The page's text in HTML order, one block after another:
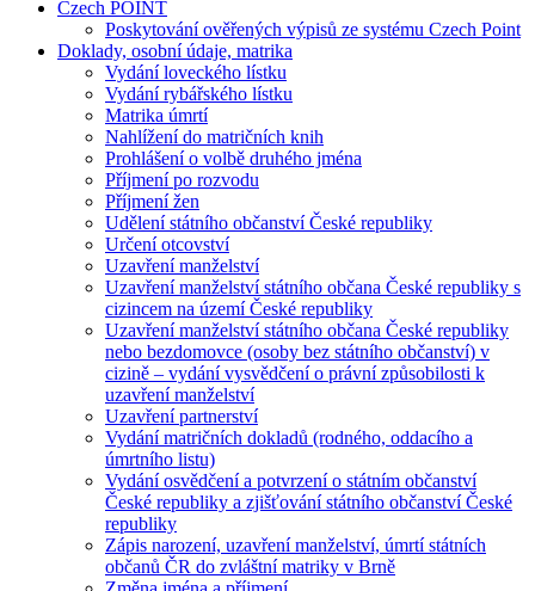
Czech POINT
Poskytování ověřených výpisů ze systému Czech Point
Doklady, osobní údaje, matrika
Vydání loveckého lístku
Vydání rybářského lístku
Matrika úmrtí
Nahlížení do matričních knih
Prohlášení o volbě druhého jména
Příjmení po rozvodu
Příjmení žen
Udělení státního občanství České republiky
Určení otcovství
Uzavření manželství
Uzavření manželství státního občana České republiky s
cizincem na území České republiky
Uzavření manželství státního občana České republiky
nebo bezdomovce (osoby bez státního občanství) v
cizině – vydání vysvědčení o právní způsobilosti k
uzavření manželství
Uzavření partnerství
Vydání matričních dokladů (rodného, oddacího a
úmrtního listu)
Vydání osvědčení a potvrzení o státním občanství
České republiky a zjišťování státního občanství České
republiky
Zápis narození, uzavření manželství, úmrtí státních
občanů ČR do zvláštní matriky v Brně